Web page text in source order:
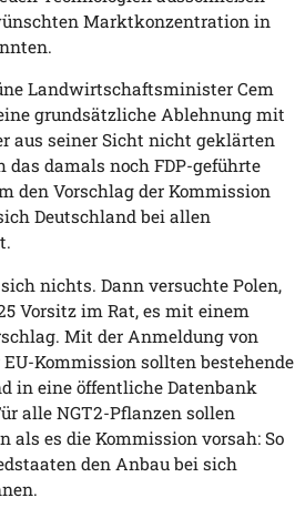
Marktkonzentration in
Landwirtschaftsminister Cem
grundsätzliche Ablehnung mit
aus seiner Sicht nicht geklärten
das damals noch FDP-geführte
den Vorschlag der Kommission
Deutschland bei allen
nichts. Dann versuchte Polen,
Vorsitz im Rat, es mit einem
Mit der Anmeldung von
EU-Kommission sollten bestehende
in eine öffentliche Datenbank
alle NGT2-Pflanzen sollen
als es die Kommission vorsah: So
den Anbau bei sich